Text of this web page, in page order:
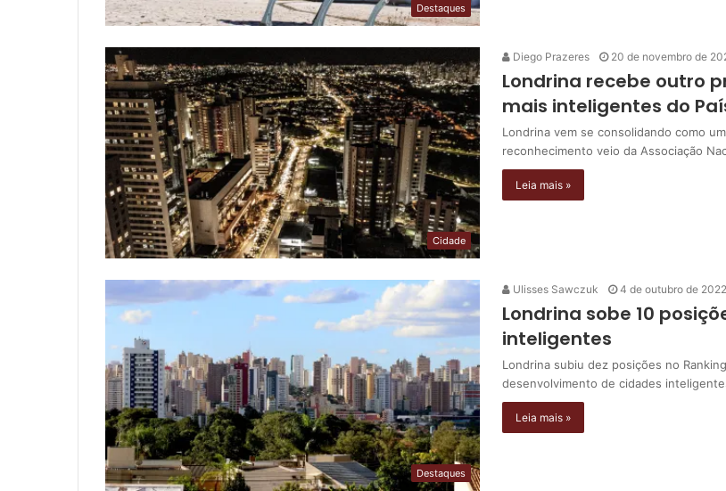
Destaques
Cidade
Diego Prazeres 20 de novembro de
Londrina recebe outro
mais inteligentes do
Londrina vem se consolidando como
reconhecimento veio da Associação
Leia mais »
Destaques
Ulisses Sawczuk 4 de outubro de 2022
Londrina sobe 10
inteligentes
Londrina subiu dez posições no
desenvolvimento de cidades
Leia mais »